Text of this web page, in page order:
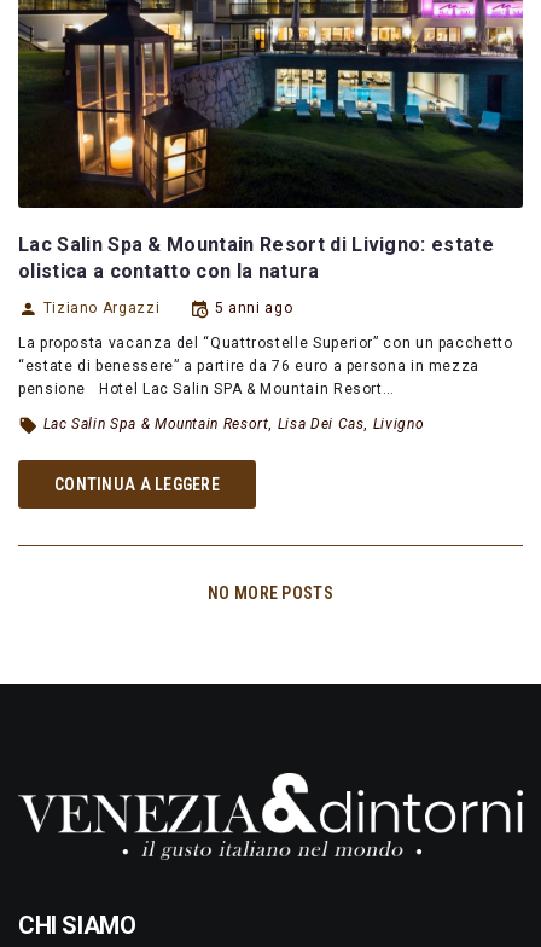
Lac Salin Spa & Mountain Resort di Livigno: estate
olistica a contatto con la natura
Tiziano Argazzi 5 anni ago
La proposta vacanza del “Quattrostelle Superior” con un pacchetto
“estate di benessere” a partire da 76 euro a persona in mezza
pensione Hotel Lac Salin SPA & Mountain Resort…
Lac Salin Spa & Mountain Resort, Lisa Dei Cas, Livigno
CONTINUA A LEGGERE
NO MORE POSTS
CHI SIAMO